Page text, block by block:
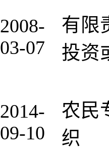
2008-
03-07
有限
投资
2014-
09-10
农民
织